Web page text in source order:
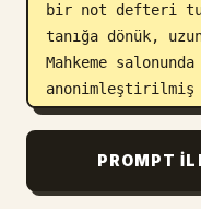
bir not defteri
tanığa dönük,
Mahkeme
anonimleştirilmiş
yargıç üzerinde
dikdörtgen,
arasında 4 küçük
PROMPT